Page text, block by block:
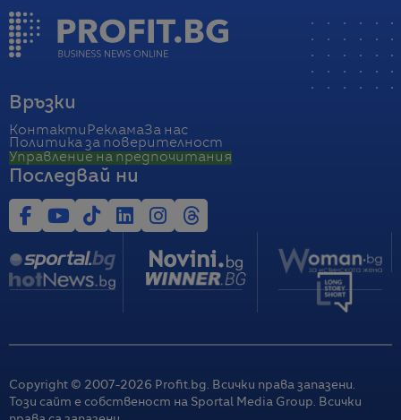
Връзки
Контакти РекламаЗа нас
Политика за поверителност
Управление на предпочитания
Последвай ни
Copyright © 2007-2026 Profit.bg. Всички права запазени.
Този сайт е собственост на Sportal Media Group. Всички